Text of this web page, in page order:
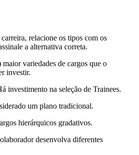
relacione os tipos com os
a alternativa correta.
variedades de cargos que o
investir.
investimento na seleção de Trainees.
um plano tradicional.
hierárquicos gradativos.
desenvolva diferentes